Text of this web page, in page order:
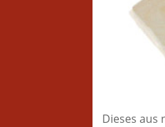
Dieses aus